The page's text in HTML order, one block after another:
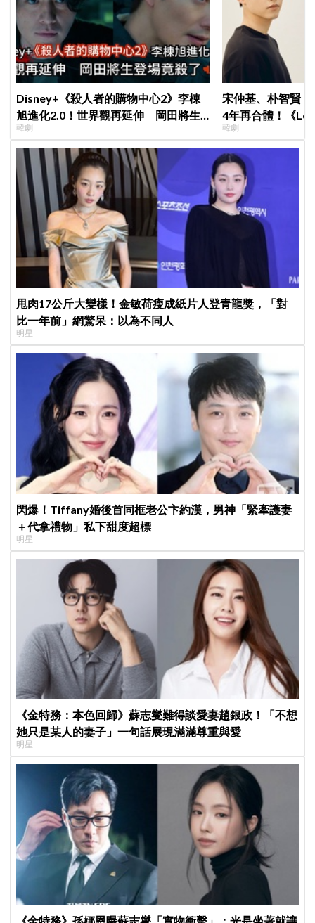
Disney+《殺人者的購物中心2》李棟
旭進化2.0！世界觀再延伸 岡田將生
登場竟殺了「他」
韓劇
宋仲基、朴智賢
4年再合體！《
面就變天」設定超
韓劇
甩肉17公斤大變樣！金敏荷瘦成紙片人登青龍獎，「對
比一年前」網驚呆：以為不同人
明星
閃爆！Tiffany婚後首同框老公卞約漢，男神「緊牽護妻
＋代拿禮物」私下甜度超標
明星
《金特務：本色回歸》蘇志燮難得談愛妻趙銀政！「不想
她只是某人的妻子」一句話展現滿滿尊重與愛
明星
《金特務》孫娜恩曝蘇志燮「實物衝擊」：光是坐著就讓